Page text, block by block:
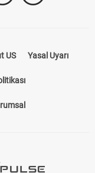
US Yasal Uyarı